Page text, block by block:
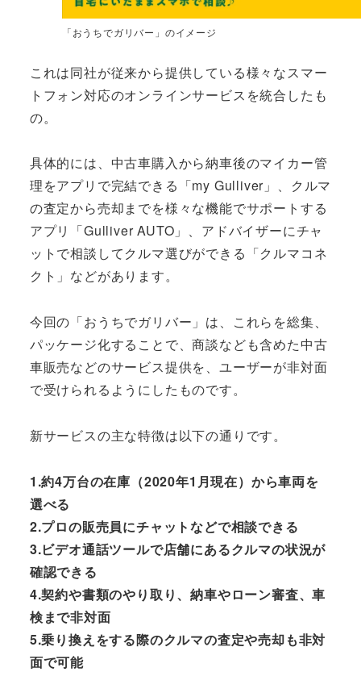
「おうちでガリバー」のイメージ
これは同社が従来から提供している様々なスマー
トフォン対応のオンラインサービスを統合したも
の。
具体的には、中古車購入から納車後のマイカー管
理をアプリで完結できる「my Gulliver」、クルマ
の査定から売却までを様々な機能でサポートする
アプリ「Gulliver AUTO」、アドバイザーにチャ
ットで相談してクルマ選びができる「クルマコネ
クト」などがあります。
今回の「おうちでガリバー」は、これらを総集、
パッケージ化することで、商談なども含めた中古
車販売などのサービス提供を、ユーザーが非対面
で受けられるようにしたものです。
新サービスの主な特徴は以下の通りです。
1.約4万台の在庫（2020年1月現在）から車両を
選べる
2.プロの販売員にチャットなどで相談できる
3.ビデオ通話ツールで店舗にあるクルマの状況が
確認できる
4.契約や書類のやり取り、納車やローン審査、車
検まで非対面
5.乗り換えをする際のクルマの査定や売却も非対
面で可能